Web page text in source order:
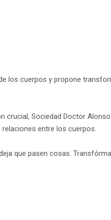
los cuerpos y propone
crucial, Sociedad Doctor
entre los cuerpos.
que pasen cosas.